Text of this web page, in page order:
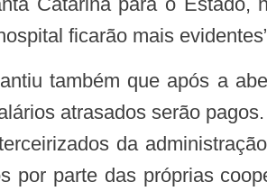
ficarão mais
atrasados serão
da
por parte das próprias